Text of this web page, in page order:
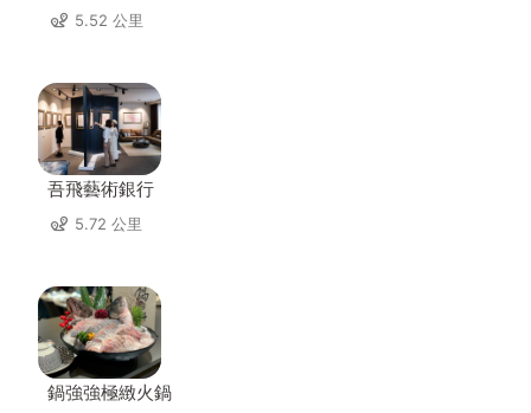
5.52 公里
吾飛藝術銀行
5.72 公里
鍋強強極緻火鍋